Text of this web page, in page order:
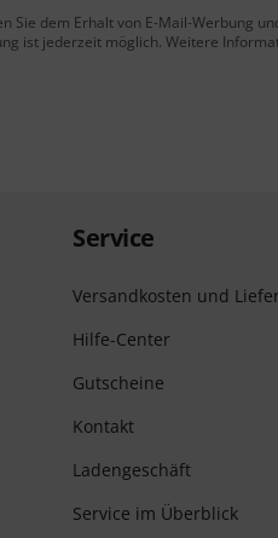
Sie dem Erhalt von E-Mail-Werbung
ist jederzeit möglich. Weitere
Service
Versandkosten und
Hilfe-Center
Gutscheine
Kontakt
Ladengeschäft
Service im Überblick